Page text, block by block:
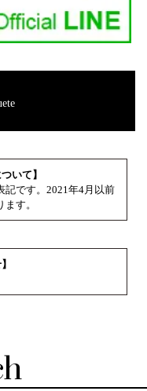
いて】
記です。2021年4月以前
す。